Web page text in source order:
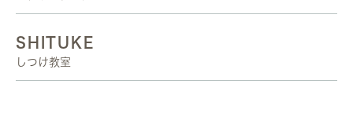
SHITUKE
しつけ教室